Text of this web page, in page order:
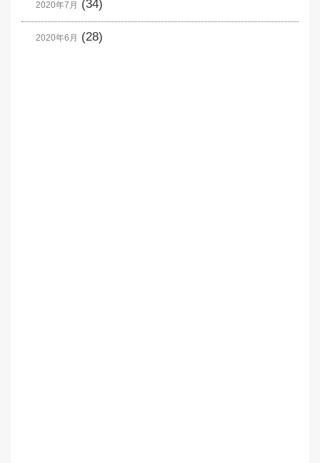
2020年7月 (34)
2020年6月 (28)